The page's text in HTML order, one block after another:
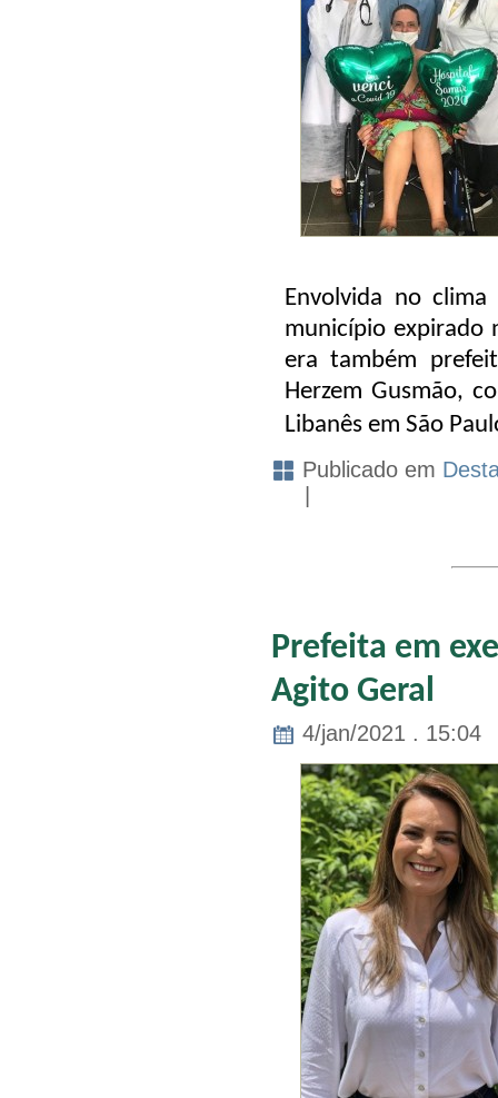
Envolvida no
município expirado
era também
Herzem Gusmão,
Libanês em São
Publicado em
Prefeita em
Agito Geral
4/jan/2021 . 15:04